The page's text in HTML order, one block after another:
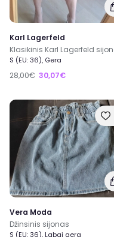
Karl Lagerfeld
S (EU: 36), Gera
28,00€ 30,07€
Vera Moda
Džinsinis sijonas
S (EU: 36), Labai gera